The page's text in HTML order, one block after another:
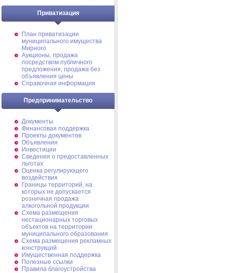
Приватизация
План приватизации
муниципального имущества
Мирного
Аукционы, продажа
посредством публичного
предложения, продажа без
объявления цены
Справочная информация
Предпринимательство
Документы
Финансовая поддержка
Проекты документов
Объявления
Инвестиции
Сведения о предоставленных
льготах
Оценка регулирующего
воздействия
Границы территорий, на
которых не допускается
розничная продажа
алкогольной продукции
Схема размещения
нестационарных торговых
объектов на территории
муниципального образования
Схема размещения рекламных
конструкций
Имущественная поддержка
Полезные ссылки
Правила благоустройства